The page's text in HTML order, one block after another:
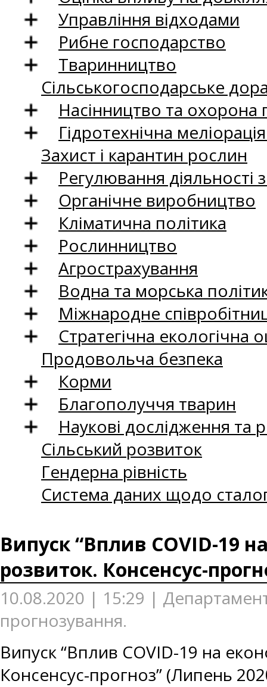
Управління відходами
Рибне господарство
Тваринництво
Сільськогосподарське
Насінництво та
Гідротехнічна
Захист і карантин рослин
Регулювання
Органічне виробництво
Кліматична політика
Рослинництво
Агрострахування
Водна та морська
Міжнародне
Стратегічна екологічна
Продовольча безпека
Корми
Благополуччя тварин
Наукові дослідження та
Сільський розвиток
Гендерна рівність
Система даних щодо
Випуск “Вплив COVID-19
розвиток. Консенсус-
10.08.2020 | 15:29 |
прогнозування.
Випуск “Вплив COVID-19 на
Консенсус-прогноз” (Липень